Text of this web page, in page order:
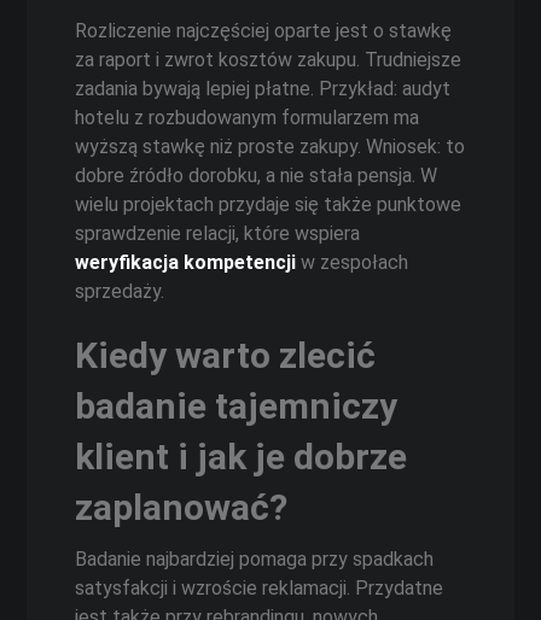
Rozliczenie najczęściej oparte jest o stawkę
za raport i zwrot kosztów zakupu. Trudniejsze
zadania bywają lepiej płatne. Przykład: audyt
hotelu z rozbudowanym formularzem ma
wyższą stawkę niż proste zakupy. Wniosek: to
dobre źródło dorobku, a nie stała pensja. W
wielu projektach przydaje się także punktowe
sprawdzenie relacji, które wspiera
weryfikacja kompetencji w zespołach
sprzedaży.
Kiedy warto zlecić
badanie tajemniczy
klient i jak je dobrze
zaplanować?
Badanie najbardziej pomaga przy spadkach
satysfakcji i wzroście reklamacji. Przydatne